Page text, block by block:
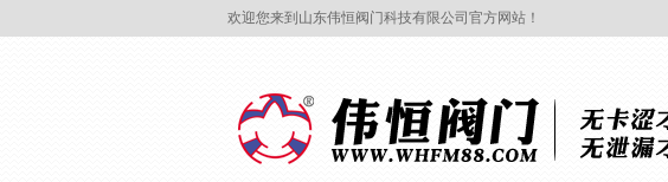
欢迎您来到山东伟恒阀门科技有限公司官方网站！